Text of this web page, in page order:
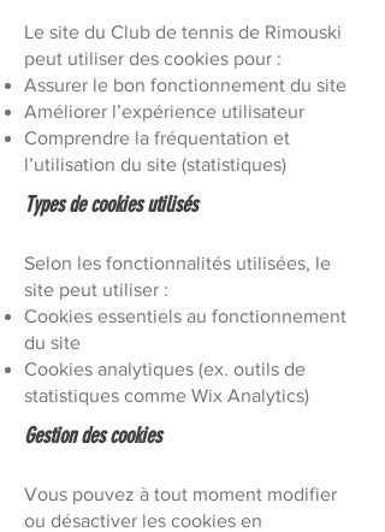
Le site du Club de tennis de Rimouski
peut utiliser des cookies pour :
Assurer le bon fonctionnement du site
Améliorer l’expérience utilisateur
Comprendre la fréquentation et
l’utilisation du site (statistiques)
Types de cookies utilisés
Selon les fonctionnalités utilisées, le
site peut utiliser :
Cookies essentiels au fonctionnement
du site
Cookies analytiques (ex. outils de
statistiques comme Wix Analytics)
Gestion des cookies
Vous pouvez à tout moment modifier
ou désactiver les cookies en